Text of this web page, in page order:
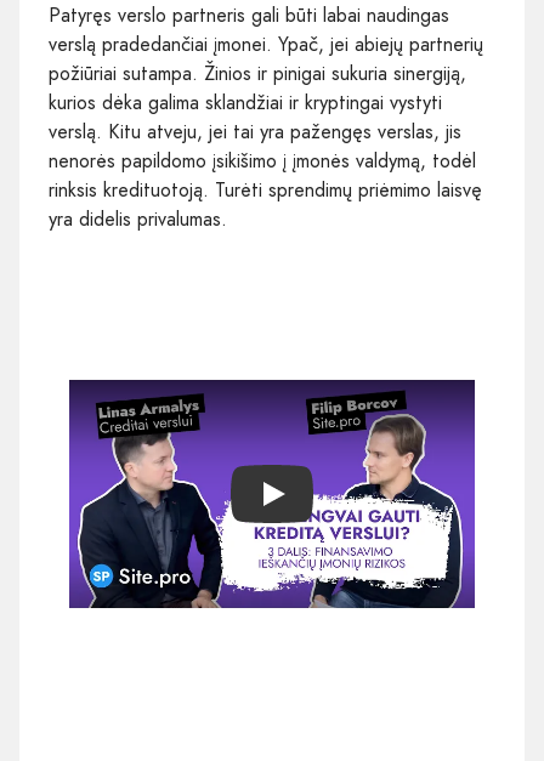
Patyręs verslo partneris gali būti labai naudingas
verslą pradedančiai įmonei. Ypač, jei abiejų partnerių
požiūriai sutampa. Žinios ir pinigai sukuria sinergiją,
kurios dėka galima sklandžiai ir kryptingai vystyti
verslą. Kitu atveju, jei tai yra pažengęs verslas, jis
nenorės papildomo įsikišimo į įmonės valdymą, todėl
rinksis kredituotoją. Turėti sprendimų priėmimo laisvę
yra didelis privalumas.
Play